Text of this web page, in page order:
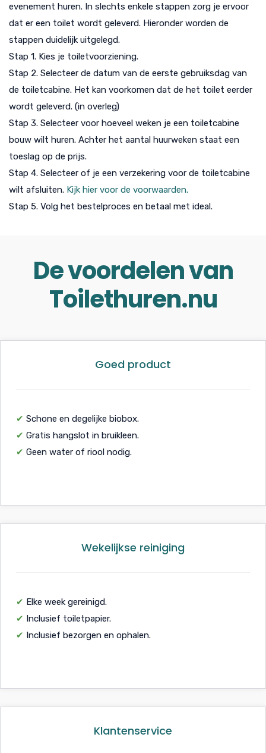
evenement huren. In slechts enkele stappen zorg je ervoor
dat er een toilet wordt geleverd. Hieronder worden de
stappen duidelijk uitgelegd.
Stap 1. Kies je toiletvoorziening.
Stap 2. Selecteer de datum van de eerste gebruiksdag van
de toiletcabine. Het kan voorkomen dat de het toilet eerder
wordt geleverd. (in overleg)
Stap 3. Selecteer voor hoeveel weken je een toiletcabine
bouw wilt huren. Achter het aantal huurweken staat een
toeslag op de prijs.
Stap 4. Selecteer of je een verzekering voor de toiletcabine
wilt afsluiten. Kijk hier voor de voorwaarden.
Stap 5. Volg het bestelproces en betaal met ideal.
De voordelen van
Toilethuren.nu
Goed product
✔ Schone en degelijke biobox.
✔ Gratis hangslot in bruikleen.
✔ Geen water of riool nodig.
Wekelijkse reiniging
✔ Elke week gereinigd.
✔ Inclusief toiletpapier.
✔ Inclusief bezorgen en ophalen.
Klantenservice